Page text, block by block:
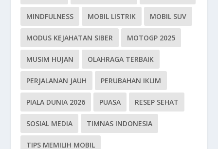
MINDFULNESS MOBIL LISTRIK MOBIL SUV
MODUS KEJAHATAN SIBER MOTOGP 2025
MUSIM HUJAN OLAHRAGA TERBAIK
PERJALANAN JAUH PERUBAHAN IKLIM
PIALA DUNIA 2026 PUASA RESEP SEHAT
SOSIAL MEDIA TIMNAS INDONESIA
TIPS MEMILIH MOBIL